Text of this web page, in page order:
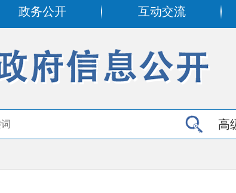
政务公开 互动交流
高